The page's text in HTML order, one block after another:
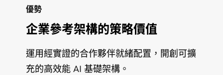
64 個和 128 個節點設計，並由
援，採用靈活且軌道最佳化的設計，可在各種機架佈局之間高
效整合，同時提供高傳輸量、低延遲效能。 它為 AI 進階使用者
規模模型訓練與微調，並大幅加快推論速度。憑藉新一代的精
度與超高速互連技術，該解決方案可實現最高 15 倍的 Token 傳
傳輸量、多使用者推論與大規模即時推論而打造，可實現新一
代 AI 驅動創新技術的未來。 部署設計重點集中在四機架與八機
架配置。 該架構建立在靈活且針對軌道最佳化的網路之上，可
能。該平台提供卓越的 AI 工廠輸出能力，具備業界領先的能源
效率，並採用第五代 NVIDIA NVLink™、FP4 Tensor 核心，以
優勢
企業參考架構的策略價值
運用經實證的合作夥伴就緒配置，開創可擴
充的高效能 AI 基礎架構。